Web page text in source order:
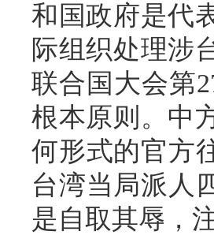
和国政府是代
际组织处理涉
联合国大会第
根本原则。中
何形式的官方
台湾当局派人
是自取其辱，